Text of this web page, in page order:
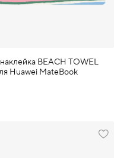
BEACH TOWEL
Huawei MateBook